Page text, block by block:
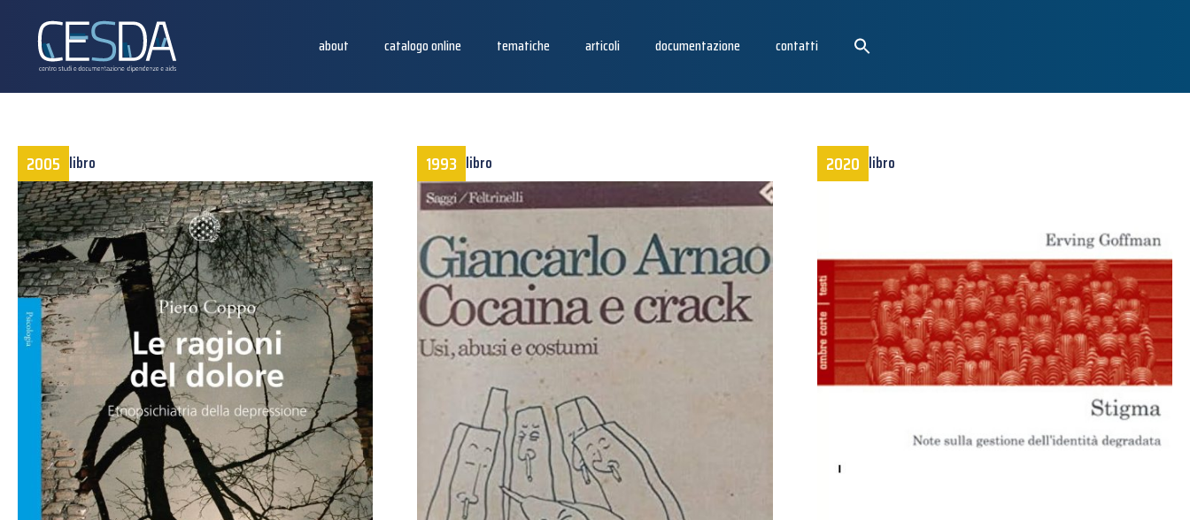
about catalogo online tematiche articoli documentazione contatti
2005 libro 1993 libro 2020 libro